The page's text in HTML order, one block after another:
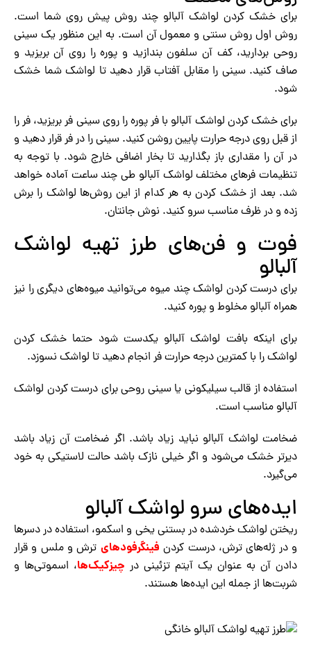
برای خشک کردن لواشک آلبالو چند روش پیش روی شما است.
روش اول روش سنتی و معمول آن است. به این منظور یک سینی
روحی بردارید، کف آن سلفون بندازید و پوره را روی آن بریزید و
صاف کنید. سینی را مقابل آفتاب قرار دهید تا لواشک شما خشک
شود.
برای خشک کردن لواشک آلبالو با فر پوره را روی سینی فر بریزید، فر را
از قبل روی درجه حرارت پایین روشن کنید. سینی را در فر قرار دهید و
در آن را مقداری باز بگذارید تا بخار اضافی خارج شود. با توجه به
تنظیمات فرهای مختلف لواشک آلبالو طی چند ساعت آماده خواهد
شد. بعد از خشک کردن به هر کدام از این روش‌ها لواشک را برش
زده و در ظرف مناسب سرو کنید. نوش جانتان.
فوت و فن‌های طرز تهیه لواشک
آلبالو
برای درست کردن لواشک چند میوه می‌توانید میوه‌های دیگری را نیز
همراه آلبالو مخلوط و پوره کنید.
برای اینکه بافت لواشک آلبالو یکدست شود حتما خشک کردن
لواشک را با کمترین درجه حرارت فر انجام دهید تا لواشک نسوزد.
استفاده از قالب سیلیکونی یا سینی روحی برای درست کردن لواشک
آلبالو مناسب است.
ضخامت لواشک آلبالو نباید زیاد باشد. اگر ضخامت آن زیاد باشد
دیرتر خشک می‌شود و اگر خیلی نازک باشد حالت لاستیکی به خود
می‌گیرد.
ایده‌های سرو لواشک آلبالو
ریختن لواشک خردشده در بستنی یخی و اسکمو، استفاده در دسرها
و در ژله‌های ترش، درست کردن فینگرفودهای ترش و ملس و قرار
دادن آن به عنوان یک آیتم تزئینی در چیزکیک‌ها، اسموتی‌ها و
شربت‌ها از جمله این ایده‌ها هستند.